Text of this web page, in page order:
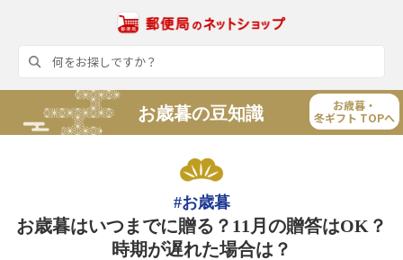
お歳暮の豆知識
お歳暮・
冬ギフト TOPへ
#お歳暮
お歳暮はいつまでに贈る？11月の贈答はOK？
時期が遅れた場合は？